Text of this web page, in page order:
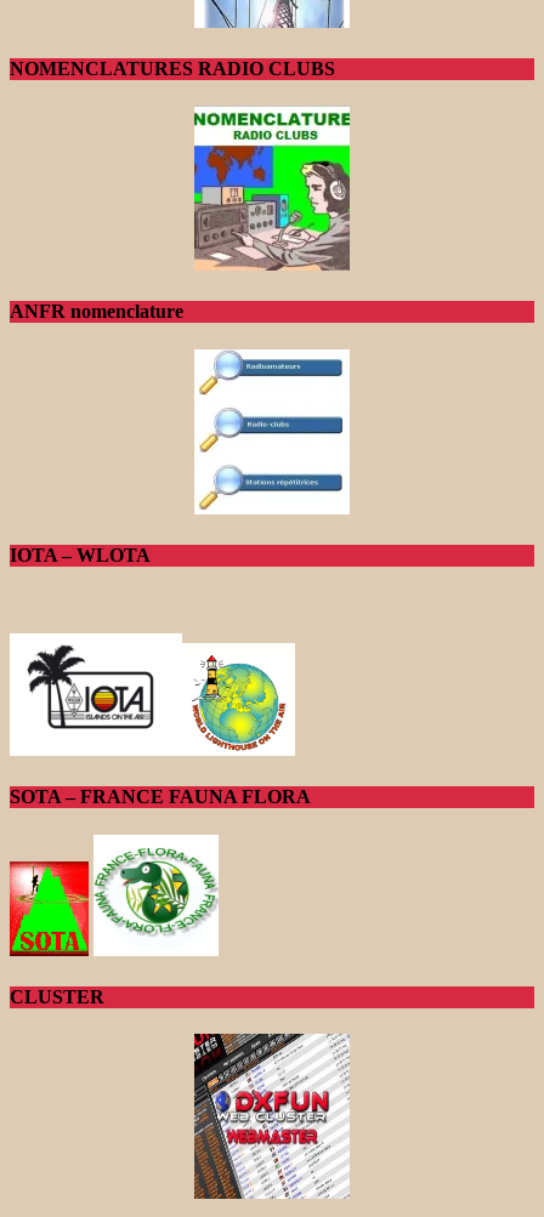
NOMENCLATURES RADIO CLUBS
ANFR nomenclature
IOTA – WLOTA
SOTA – FRANCE FAUNA FLORA
CLUSTER